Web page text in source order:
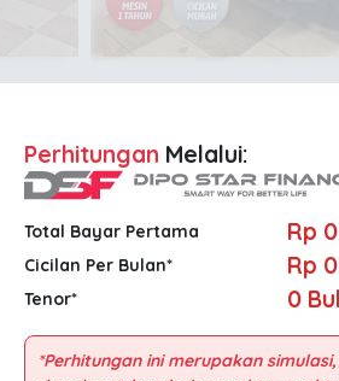
Perhitungan Melalui:
Total Bayar Pertama Rp 0
Cicilan Per Bulan* Rp 0
Tenor* 0
*Perhitungan ini merupakan